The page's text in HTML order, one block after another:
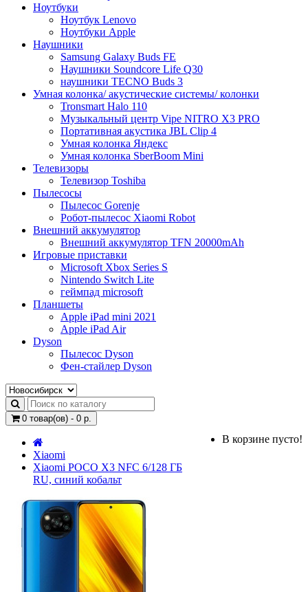
Ноутбуки
Ноутбук Lenovo
Ноутбуки Apple
Наушники
Samsung Galaxy Buds FE
Наушники Soundcore Life Q30
наушники TECNO Buds 3
Умная колонка/ акустические системы/ колонки
Tronsmart Halo 110
Музыкальный центр Vipe NITRO X3 PRO
Портативная акустика JBL Clip 4
Умная колонка Яндекс
Умная колонка SberBoom Mini
Телевизоры
Телевизор Toshiba
Пылесосы
Пылесос Gorenje
Робот-пылесос Xiaomi Robot
Внешний аккумулятор
Внешний аккумулятор TFN 20000mAh
Игровые приставки
Microsoft Xbox Series S
Nintendo Switch Lite
геймпад microsoft
Планшеты
Apple iPad mini 2021
Apple iPad Air
Dyson
Пылесос Dyson
Фен-стайлер Dyson
0 товар(ов) - 0 р.
В корзине пусто!
Xiaomi
Xiaomi POCO X3 NFC 6/128 ГБ
RU, синий кобальт